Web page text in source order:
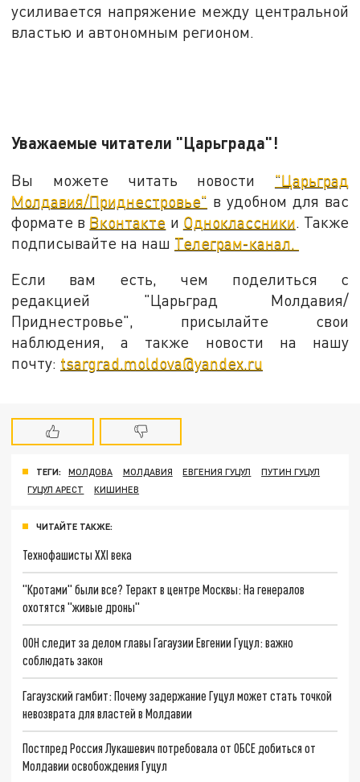
усиливается напряжение между центральной
властью и автономным регионом.
Уважаемые читатели "Царьграда"!
Вы можете читать новости "Царьград
Молдавия/Приднестровье" в удобном для вас
формате в Вконтакте и Одноклассники. Также
подписывайте на наш Телеграм-канал.
Если вам есть, чем поделиться с
редакцией "Царьград Молдавия/
Приднестровье", присылайте свои
наблюдения, а также новости на нашу
почту: tsargrad.moldova@yandex.ru
ТЕГИ: МОЛДОВА МОЛДАВИЯ ЕВГЕНИЯ ГУЦУЛ
ПУТИН ГУЦУЛ
ГУЦУЛ АРЕСТ
КИШИНЕВ
ЧИТАЙТЕ ТАКЖЕ:
Технофашисты XXI века
"Кротами" были все? Теракт в центре Москвы: На генералов
охотятся "живые дроны"
ООН следит за делом главы Гагаузии Евгении Гуцул: важно
соблюдать закон
Гагаузский гамбит: Почему задержание Гуцул может стать точкой
невозврата для властей в Молдавии
Постпред Россия Лукашевич потребовала от ОБСЕ добиться от
Молдавии освобождения Гуцул